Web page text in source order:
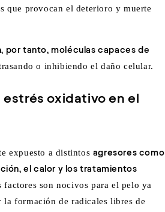
que provocan el deterioro y muerte
por tanto, moléculas capaces de
o inhibiendo el daño celular.
estrés oxidativo en el
expuesto a distintos agresores como
el calor y los tratamientos
factores son nocivos para el pelo ya
la formación de radicales libres de